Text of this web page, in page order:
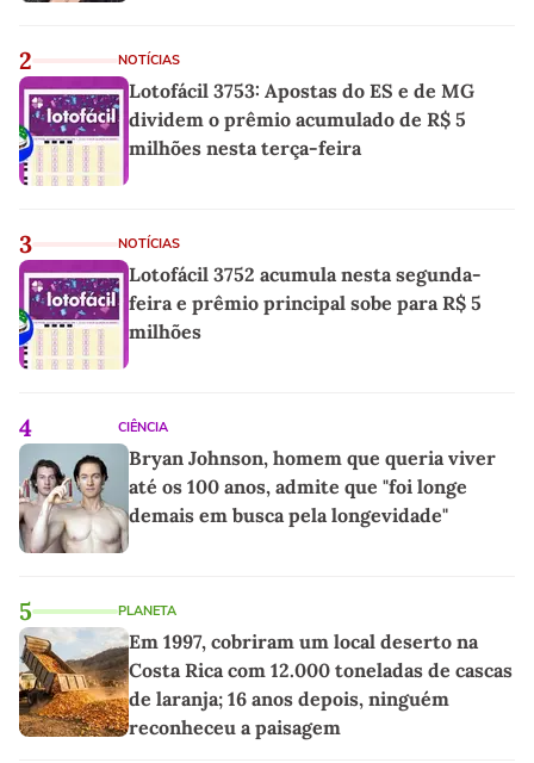
2 NOTÍCIAS
Lotofácil 3753: Apostas do ES e de MG
dividem o prêmio acumulado de R$ 5
milhões nesta terça-feira
3 NOTÍCIAS
Lotofácil 3752 acumula nesta segunda-
feira e prêmio principal sobe para R$ 5
milhões
4 CIÊNCIA
Bryan Johnson, homem que queria viver
até os 100 anos, admite que "foi longe
demais em busca pela longevidade"
5 PLANETA
Em 1997, cobriram um local deserto na
Costa Rica com 12.000 toneladas de cascas
de laranja; 16 anos depois, ninguém
reconheceu a paisagem